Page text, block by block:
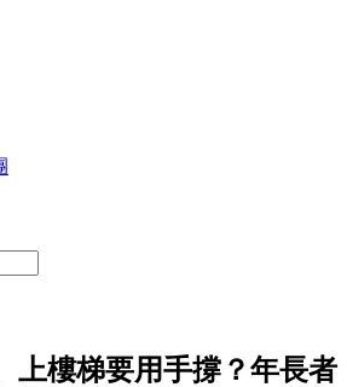
上樓梯要用手撐？年長者